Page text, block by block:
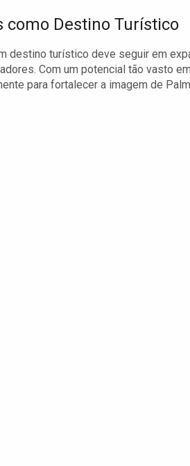
como Destino Turístico
destino turístico deve seguir em
Com um potencial tão vasto
para fortalecer a imagem de